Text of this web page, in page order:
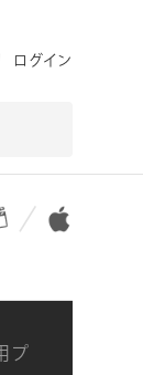
ログイン
対応OS
プ